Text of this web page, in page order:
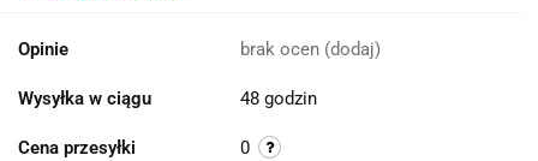
Opinie brak ocen (dodaj)
Wysyłka w ciągu 48 godzin
Cena przesyłki 0